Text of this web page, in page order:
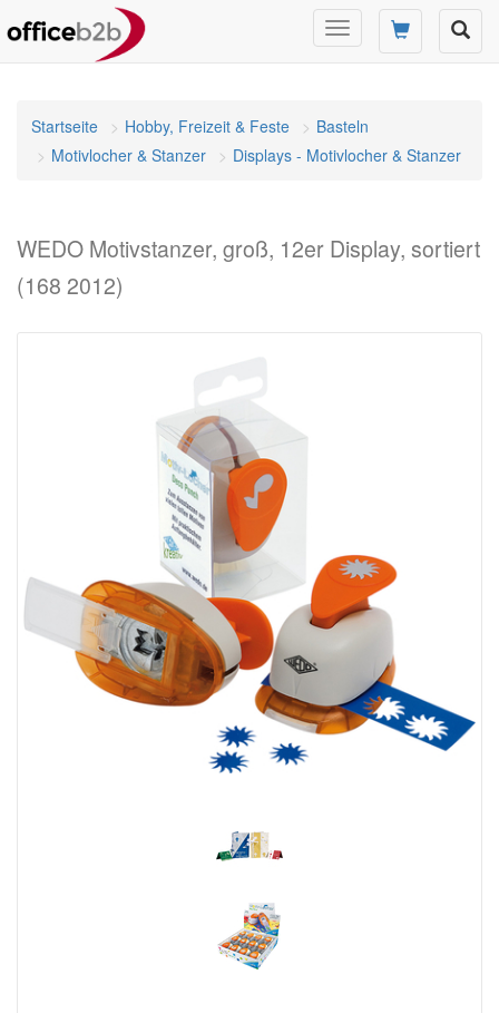
Navigation
umschalten
Startseite Hobby, Freizeit & Feste
Basteln
Motivlocher & Stanzer
Displays - Motivlocher & Stanzer
WEDO Motivstanzer, groß, 12er Display, sortiert
(168 2012)